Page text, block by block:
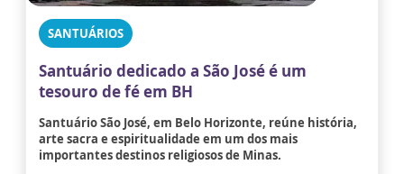
SANTUÁRIOS
Santuário dedicado a São José é um
tesouro de fé em BH
Santuário São José, em Belo Horizonte, reúne história,
arte sacra e espiritualidade em um dos mais
importantes destinos religiosos de Minas.